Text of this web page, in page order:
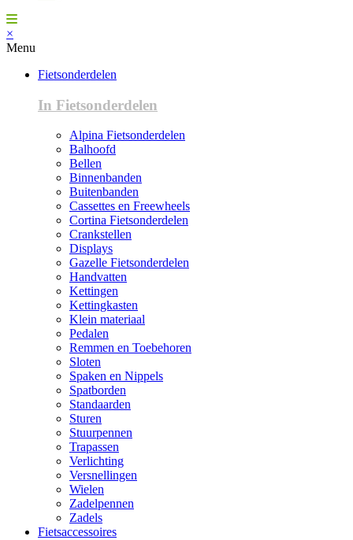
×
Menu
Fietsonderdelen
In Fietsonderdelen
Alpina Fietsonderdelen
Balhoofd
Bellen
Binnenbanden
Buitenbanden
Cassettes en Freewheels
Cortina Fietsonderdelen
Crankstellen
Displays
Gazelle Fietsonderdelen
Handvatten
Kettingen
Kettingkasten
Klein materiaal
Pedalen
Remmen en Toebehoren
Sloten
Spaken en Nippels
Spatborden
Standaarden
Sturen
Stuurpennen
Trapassen
Verlichting
Versnellingen
Wielen
Zadelpennen
Zadels
Fietsaccessoires